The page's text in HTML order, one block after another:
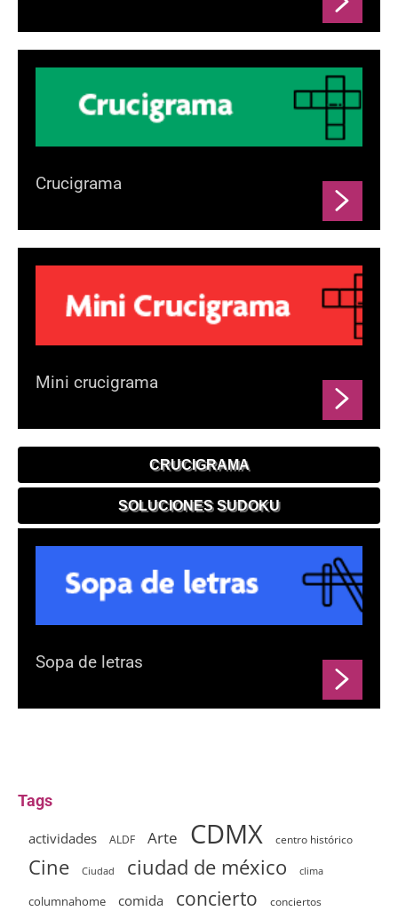
Crucigrama
Mini crucigrama
CRUCIGRAMA
SOLUCIONES SUDOKU
Sopa de letras
Tags
actividades ALDF Arte CDMX centro histórico
Cine Ciudad ciudad de méxico clima
columnahome comida concierto conciertos